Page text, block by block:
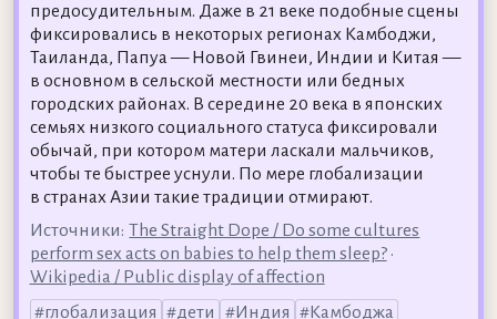
предосудительным. Даже в 21 веке подобные сцены
фиксировались в некоторых регионах Камбоджи,
Таиланда, Папуа — Новой Гвинеи, Индии и Китая —
в основном в сельской местности или бедных
городских районах. В середине 20 века в японских
семьях низкого социального статуса фиксировали
обычай, при котором матери ласкали мальчиков,
чтобы те быстрее уснули. По мере глобализации
в странах Азии такие традиции отмирают.
Источники: The Straight Dope / Do some cultures
perform sex acts on babies to help them sleep?•
Wikipedia / Public display of affection
глобализация
дети Индия
Камбоджа